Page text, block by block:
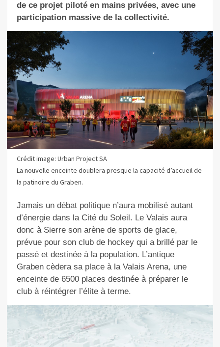
de ce projet piloté en mains privées, avec une
participation massive de la collectivité.
Crédit image: Urban Project SA
La nouvelle enceinte doublera presque la capacité d’accueil de
la patinoire du Graben.
Jamais un débat politique n’aura mobilisé autant
d’énergie dans la Cité du Soleil. Le Valais aura
donc à Sierre son arène de sports de glace,
prévue pour son club de hockey qui a brillé par le
passé et destinée à la population. L’antique
Graben cèdera sa place à la Valais Arena, une
enceinte de 6500 places destinée à préparer le
club à réintégrer l’élite à terme.